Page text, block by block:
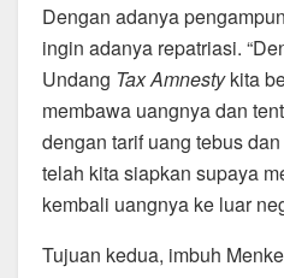
Dengan adanya
ingin adanya repatriasi.
Undang Tax Amnestykita
membawa uangnya dan
dengan tarif uang tebus
telah kita siapkan supaya
kembali uangnya ke luar
Tujuan kedua, imbuh